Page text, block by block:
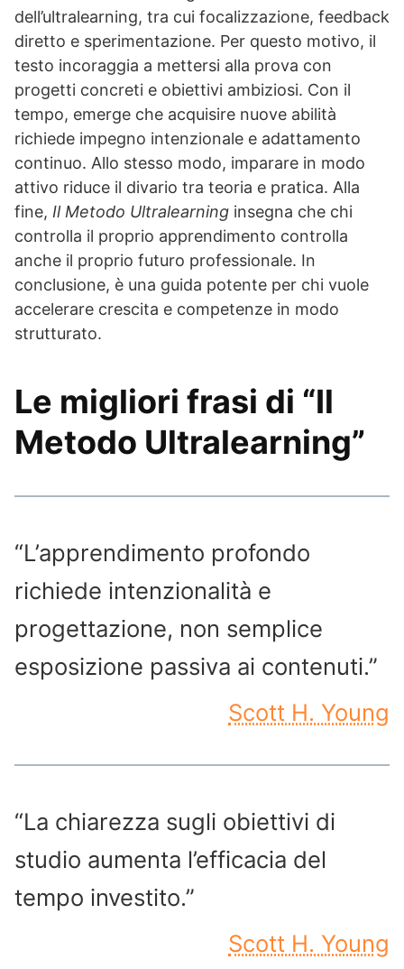
dell’ultralearning, tra cui focalizzazione, feedback
diretto e sperimentazione. Per questo motivo, il
testo incoraggia a mettersi alla prova con
progetti concreti e obiettivi ambiziosi. Con il
tempo, emerge che acquisire nuove abilità
richiede impegno intenzionale e adattamento
continuo. Allo stesso modo, imparare in modo
attivo riduce il divario tra teoria e pratica. Alla
fine, Il Metodo Ultralearning insegna che chi
controlla il proprio apprendimento controlla
anche il proprio futuro professionale. In
conclusione, è una guida potente per chi vuole
accelerare crescita e competenze in modo
strutturato.
Le migliori frasi di “Il
Metodo Ultralearning”
“L’apprendimento profondo
richiede intenzionalità e
progettazione, non semplice
esposizione passiva ai contenuti.”
Scott H. Young
“La chiarezza sugli obiettivi di
studio aumenta l’efficacia del
tempo investito.”
Scott H. Young